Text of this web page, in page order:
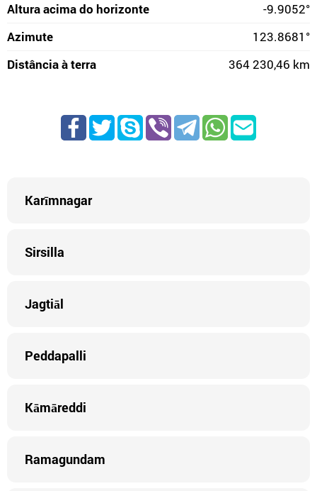
Altura acima do horizonte
-9.9052°
Azimute
123.8681°
Distância à terra
364 230,46 km
Karīmnagar
Sirsilla
Jagtiāl
Peddapalli
Kāmāreddi
Ramagundam